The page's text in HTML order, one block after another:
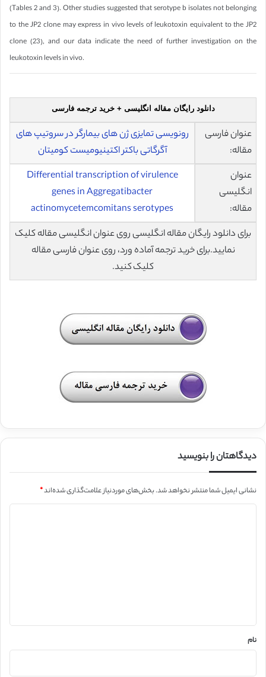
(Tables 2 and 3). Other studies suggested that serotype b isolates not belonging
to the JP2 clone may express in vivo levels of leukotoxin equivalent to the JP2
clone (23), and our data indicate the need of further investigation on the
leukotoxin levels in vivo.
دانلود رایگان مقاله انگلیسی + خرید ترجمه فارسی
عنوان فارسی
مقاله:
رونویسی تمایزی ژن های بیمارگر در سروتیپ های
آگرگاتی باکتر اکتینیومیست کومیتان
عنوان
انگلیسی
مقاله:
Differential transcription of virulence
genes in Aggregatibacter
actinomycetemcomitans serotypes
برای دانلود رایگان مقاله انگلیسی روی عنوان انگلیسی مقاله کلیک
نمایید.برای خرید ترجمه آماده ورد، روی عنوان فارسی مقاله
کلیک کنید.
دیدگاهتان را بنویسید
نشانی ایمیل شما منتشر نخواهد شد.بخش‌های موردنیاز علامت‌گذاری شده‌اند*
نام